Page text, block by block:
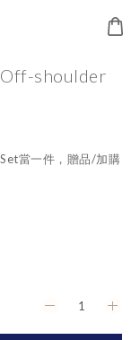
shoulder
當一件，贈品/加購